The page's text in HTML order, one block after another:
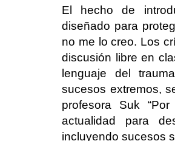
El hecho de
diseñado para
no me lo creo. Los
discusión libre en
lenguaje del
sucesos extremos,
profesora Suk
actualidad para
incluyendo sucesos